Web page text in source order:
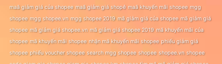
maã giảm giá của shopee maã giảm giá shopê maã khuyến mãi shopee mgg
shopee mgg shopee.vn mgg shopee 2019 mã giảm giá của shopee mã giảm giá
shopee mã giảm giá shopee.vn mã giảm giá shopee 2019 mã khuyến mãi của
shopee mã khuyến mãi shopee nhận mã khuyến mãi shopee phiếu giảm giá
shopee phiếu voucher shopee search mgg shopee shopee shopee.vn shopee